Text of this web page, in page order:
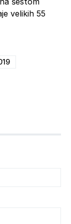
velikih 55